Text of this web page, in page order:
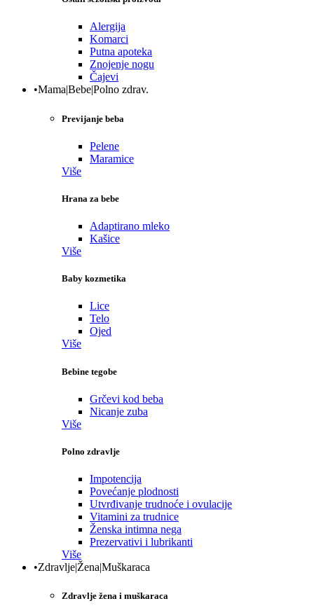
Alergija
Komarci
Putna apoteka
Znojenje nogu
Čajevi
•Mama|Bebe|Polno zdrav.
Previjanje beba
Pelene
Maramice
Više
Hrana za bebe
Adaptirano mleko
Kašice
Više
Baby kozmetika
Lice
Telo
Ojed
Više
Bebine tegobe
Grčevi kod beba
Nicanje zuba
Više
Polno zdravlje
Impotencija
Povećanje plodnosti
Utvrđivanje trudnoće i ovulacije
Vitamini za trudnice
Ženska intimna nega
Prezervativi i lubrikanti
Više
•Zdravlje|Žena|Muškaraca
Zdravlje žena i muškaraca